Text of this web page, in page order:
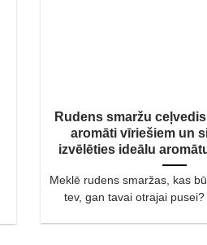
Rudens smaržu
aromāti vīriešiem un
izvēlēties ideālu
Meklē rudens smaržas, kas
tev, gan tavai otrajai